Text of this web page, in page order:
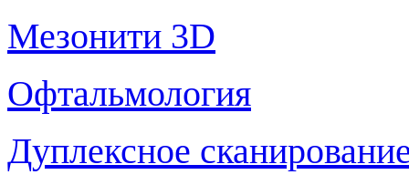
Мезонити 3D
Офтальмология
Дуплексное